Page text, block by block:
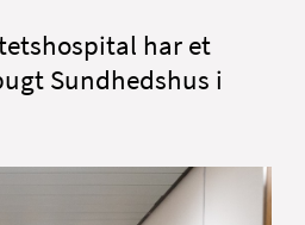
har et
Sundhedshus i